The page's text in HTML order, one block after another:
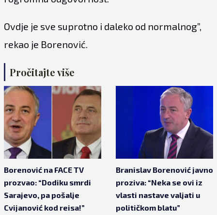
Ovdje je sve suprotno i daleko od normalnog”,
rekao je Borenović.
Pročitajte više
Borenović na FACE TV
prozvao: “Dodiku smrdi
Sarajevo, pa pošalje
Cvijanović kod reisa!”
Branislav Borenović javno
proziva: “Neka se ovi iz
vlasti nastave valjati u
političkom blatu”